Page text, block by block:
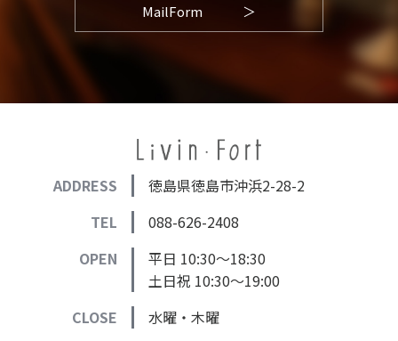
MailForm ＞
ADDRESS
徳島県徳島市沖浜2-28-2
TEL
088-626-2408
OPEN
平日 10:30～18:30
土日祝 10:30～19:00
CLOSE
水曜・木曜